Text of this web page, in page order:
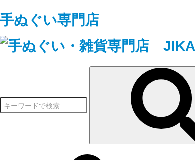
手ぬぐい専門店